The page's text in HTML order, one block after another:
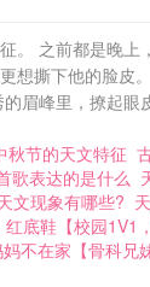
之前都是晚
撕下他的脸
峰里，撩起
秋节的天文特征
歌表达的是什么
文现象有哪些?
红底鞋【校园1V1
不在家【骨科兄